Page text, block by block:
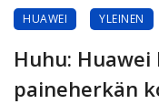
HUAWEI YLEINEN
Huhu: Huawei
paineherkän